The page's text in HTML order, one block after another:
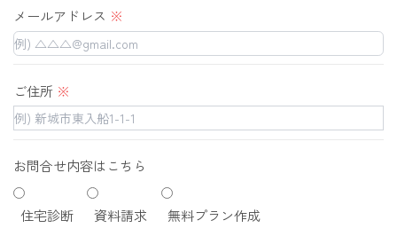
これらの委託先に対しては個人情報保護契約等の措置を
とり、適切な監督を行います。
＜個人情報の安全管理＞
当社では、個人情報の漏洩等がなされないよう、適切に
安全管理対策を実施します。
＜個人情報を与えなかった場合に生じる結果＞
必要な情報を頂けない場合は、それに対応した当社のサ
メールアドレス ※
ご住所 ※
お問合せ内容はこちら
住宅診断 資料請求 無料プラン作成